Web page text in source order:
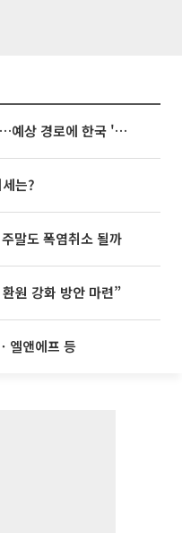
태풍 '돌핀' 이어 '찬홈' 등장…예상 경로에 한국 '한숨'
는?
말도 폭염취소 될까
원 강화 방안 마련”
엘앤에프 등